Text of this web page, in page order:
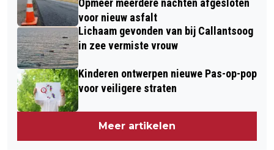
Opmeer meerdere nachten afgesloten
voor nieuw asfalt
Lichaam gevonden van bij Callantsoog
in zee vermiste vrouw
Kinderen ontwerpen nieuwe Pas-op-pop
voor veiligere straten
Meer artikelen